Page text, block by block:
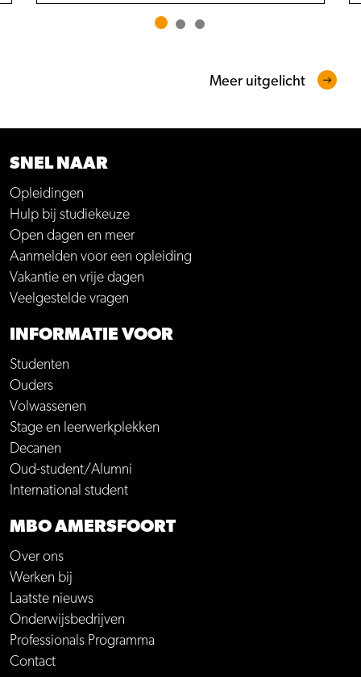
Meer uitgelicht
SNEL NAAR
Opleidingen
Hulp bij studiekeuze
Open dagen en meer
Aanmelden voor een opleiding
Vakantie en vrije dagen
Veelgestelde vragen
INFORMATIE VOOR
Studenten
Ouders
Volwassenen
Stage en leerwerkplekken
Decanen
Oud-student/Alumni
International student
MBO AMERSFOORT
Over ons
Werken bij
Laatste nieuws
Onderwijsbedrijven
Professionals Programma
Contact